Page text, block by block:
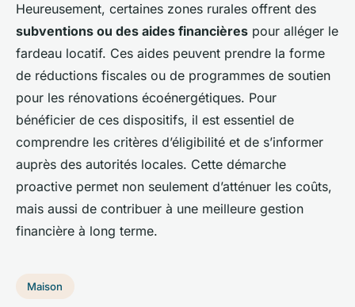
Heureusement, certaines zones rurales offrent des
subventions ou des aides financières pour alléger le
fardeau locatif. Ces aides peuvent prendre la forme
de réductions fiscales ou de programmes de soutien
pour les rénovations écoénergétiques. Pour
bénéficier de ces dispositifs, il est essentiel de
comprendre les critères d’éligibilité et de s’informer
auprès des autorités locales. Cette démarche
proactive permet non seulement d’atténuer les coûts,
mais aussi de contribuer à une meilleure gestion
financière à long terme.
Maison